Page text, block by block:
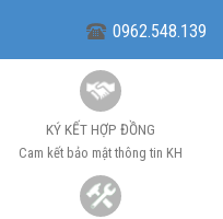
0962.548.139
KÝ KẾT HỢP ĐỒNG
Cam kết bảo mật thông tin KH